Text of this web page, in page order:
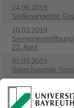
24.05.2019
Stellenangebot:
10.03.2019
23. April
01.03.2019
Sprechstunde
Sprechzeiten im
Vereinbarung